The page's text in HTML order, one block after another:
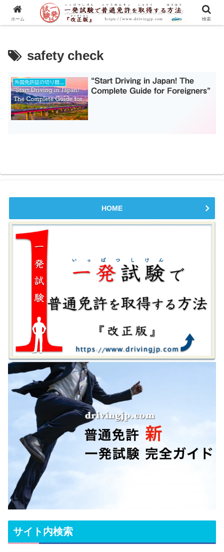
一発試験の流れから合格のコツまで、徹底解説！
safety check
外国免許証の切り替え
“Start Driving in Japan! The
Complete Guide for Foreigners”
HOME
サイト内検索
ホーム 検索